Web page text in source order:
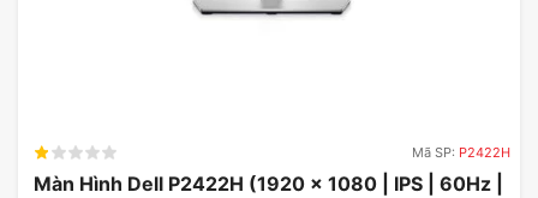
Mã SP: P2422H
Màn Hình Dell P2422H (1920 x 1080 | IPS | 60Hz |